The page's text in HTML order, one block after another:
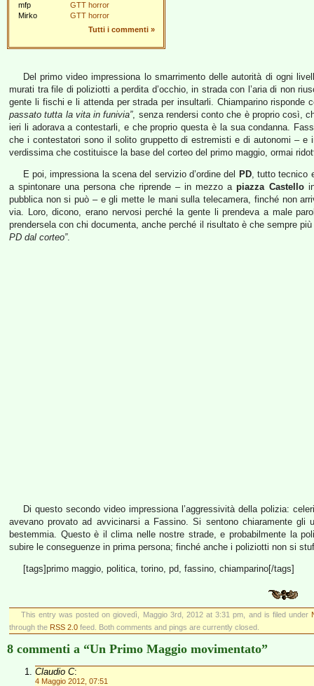
mfp
GTT horror
Mirko
GTT horror
Tutti i commenti »
Del primo video impressiona lo smarrimento delle autorità di ogni
murati tra file di poliziotti a perdita d’occhio, in strada con l’aria di non
gente li fischi e li attenda per strada per insultarli. Chiamparino
passato tutta la vita in funivia”, senza rendersi conto che è proprio così,
ieri li adorava a contestarli, e che proprio questa è la sua condanna.
che i contestatori sono il solito gruppetto di estremisti e di autonomi –
verdissima che costituisce la base del corteo del primo maggio, ormai
E poi, impressiona la scena del servizio d’ordine del PD, tutto tecnico
a spintonare una persona che riprende – in mezzo apiazza Castelloin
pubblica non si può – e gli mette le mani sulla telecamera, finché non
via. Loro, dicono, erano nervosi perché la gente li prendeva a male
prendersela con chi documenta, anche perché il risultato è che sempre
PD dal corteo”.
Di questo secondo video impressiona l’aggressività della polizia:
avevano provato ad avvicinarsi a Fassino. Si sentono chiaramente
bestemmia. Questo è il clima nelle nostre strade, e probabilmente la
subire le conseguenze in prima persona; finché anche i poliziotti non si
[tags]primo maggio, politica, torino, pd, fassino, chiamparino[/tags]
This entry was posted on giovedì, Maggio 3rd, 2012 at 3:31 pm, and is filed under
through the RSS 2.0 feed. Both comments and pings are currently closed.
8 commenti a “Un Primo Maggio movimentato”
Claudio C:
4 Maggio 2012, 07:51